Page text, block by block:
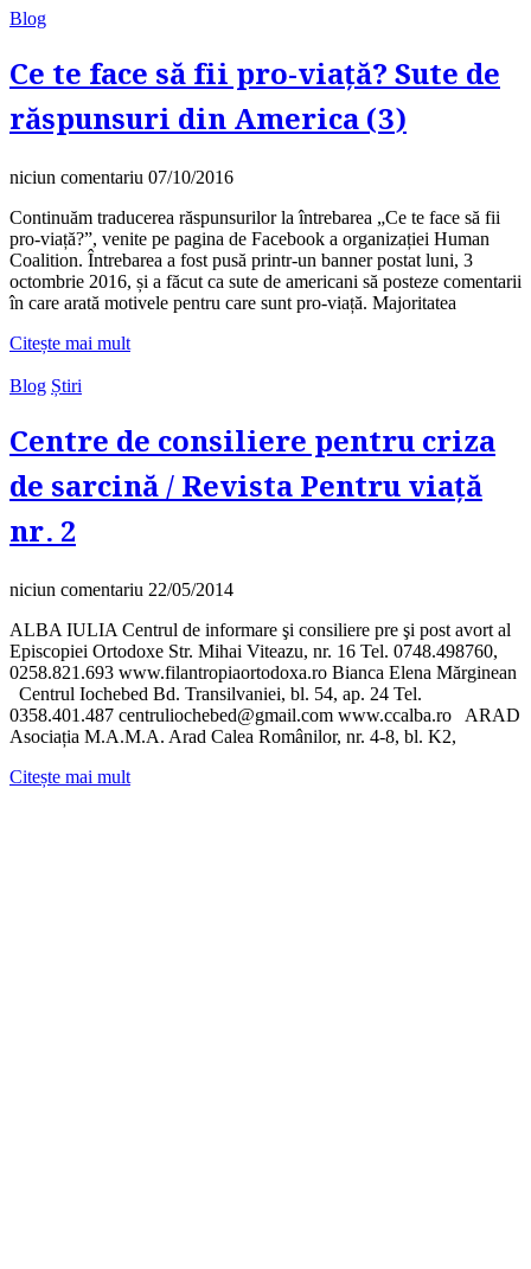
Blog
Ce te face să fii pro-viață? Sute de
răspunsuri din America (3)
niciun comentariu 07/10/2016
Continuăm traducerea răspunsurilor la întrebarea „Ce te face să fii
pro-viață?”, venite pe pagina de Facebook a organizației Human
Coalition. Întrebarea a fost pusă printr-un banner postat luni, 3
octombrie 2016, și a făcut ca sute de americani să posteze comentarii
în care arată motivele pentru care sunt pro-viață. Majoritatea
Citește mai mult
Blog Știri
Centre de consiliere pentru criza
de sarcină / Revista Pentru viață
nr. 2
niciun comentariu 22/05/2014
ALBA IULIA Centrul de informare şi consiliere pre şi post avort al
Episcopiei Ortodoxe Str. Mihai Viteazu, nr. 16 Tel. 0748.498760,
0258.821.693 www.filantropiaortodoxa.ro Bianca Elena Mărginean
Centrul Iochebed Bd. Transilvaniei, bl. 54, ap. 24 Tel.
0358.401.487 centruliochebed@gmail.com www.ccalba.ro ARAD
Asociația M.A.M.A. Arad Calea Românilor, nr. 4-8, bl. K2,
Citește mai mult